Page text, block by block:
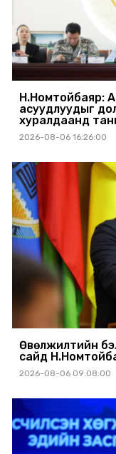
Н.Номтойбаяр:
асуудлуудыг
хуралдаанд
2026-08-06 16:26:00
Өвөлжилтийн
сайд
2026-08-06 09:08:00